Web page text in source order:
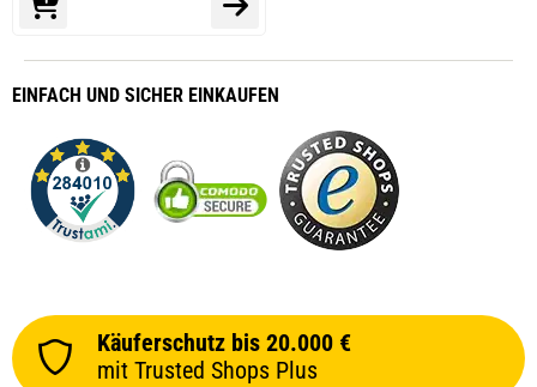
EINFACH UND SICHER EINKAUFEN
Käuferschutz bis 20.000 €
mit Trusted Shops Plus